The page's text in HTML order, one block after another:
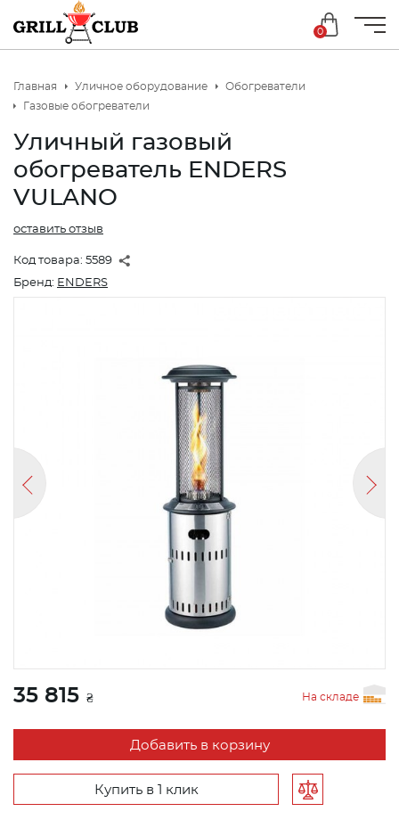
0
Главная Уличное оборудование
Обогреватели
Газовые обогреватели
Уличный газовый
обогреватель ENDERS
VULANO
Код товара: 5589
оставить отзыв
Бренд: ENDERS
35 815 ₴ На складе
Добавить в корзину
Купить в 1 клик